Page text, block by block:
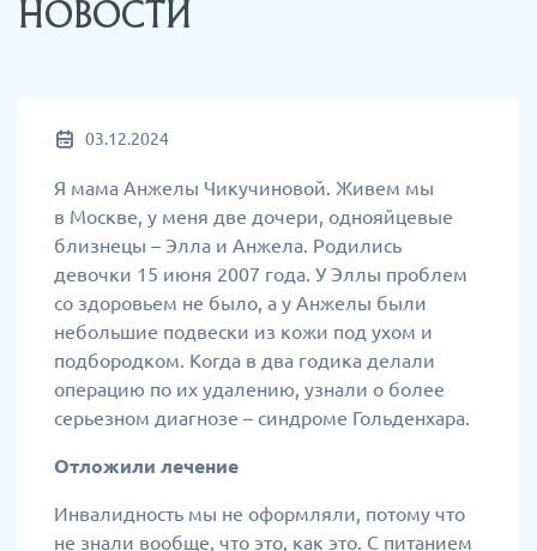
НОВОСТИ
03.12.2024
Я мама Анжелы Чикучиновой. Живем мы
в Москве, у меня две дочери, однояйцевые
близнецы – Элла и Анжела. Родились
девочки 15 июня 2007 года. У Эллы проблем
со здоровьем не было, а у Анжелы были
небольшие подвески из кожи под ухом и
подбородком. Когда в два годика делали
операцию по их удалению, узнали о более
серьезном диагнозе – синдроме Гольденхара.
Отложили лечение
Инвалидность мы не оформляли, потому что
не знали вообще, что это, как это. С питанием